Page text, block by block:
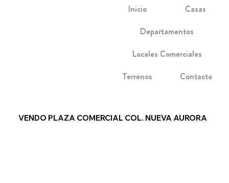
Inicio
Casas
Departamentos
Locales Comerciales
Terrenos
Contacto
VENDO PLAZA COMERCIAL COL. NUEVA AURORA